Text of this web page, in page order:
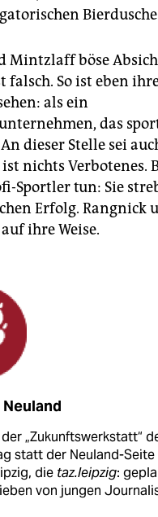
Mintzlaff böse
falsch. So ist eben
als ein
das
dieser Stelle sei
nichts Verbotenes.
Sportler tun: Sie
Erfolg. Rangnick
ihre Weise.
Neuland
der „Zukunftswerkstatt“
statt der Neuland-Seite
die taz.leipzig:
von jungen